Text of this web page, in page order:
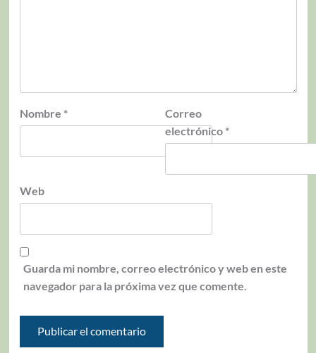
Nombre *
Correo
electrónico *
Web
Guarda mi nombre, correo electrónico y web en este
navegador para la próxima vez que comente.